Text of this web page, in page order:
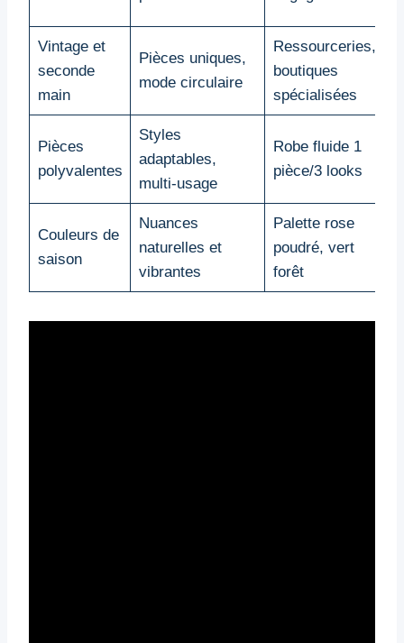
Vintage et
seconde
main
Pièces uniques,
mode circulaire
Ressourceries,
boutiques
spécialisées
Pièces
polyvalentes
Styles
adaptables,
multi-usage
Robe fluide 1
pièce/3 looks
Couleurs de
saison
Nuances
naturelles et
vibrantes
Palette rose
poudré, vert
forêt